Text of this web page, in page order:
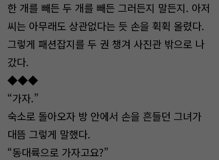
한 개를 빼든 두 개를 빼든 그러든지 말든지. 아저
씨는 아무래도 상관없다는 듯 손을 휙휙 올렸다.
그렇게 패션잡지를 두 권 챙겨 사진관 밖으로 나
갔다.
◆◆◆
“가자.”
숙소로 돌아오자 방 안에서 손을 흔들던 그녀가
대뜸 그렇게 말했다.
“동대륙으로 가자고요?”